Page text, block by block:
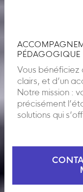
PÉDAGOGIQUE
Vous bénéficiez
clairs, et d’un
Notre mission :
précisément
solutions qui